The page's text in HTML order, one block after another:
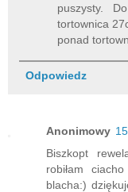
puszysty.
tortownica
ponad
Odpowiedz
Anonimowy
Biszkopt
robiłam
blacha:)